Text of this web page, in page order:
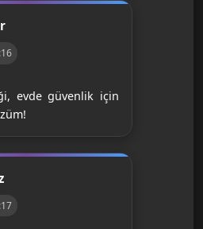
evde güvenlik için